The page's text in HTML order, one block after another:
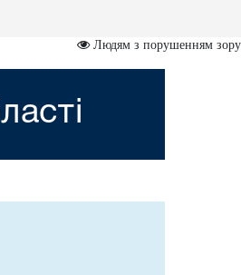
Людям з порушенням зору